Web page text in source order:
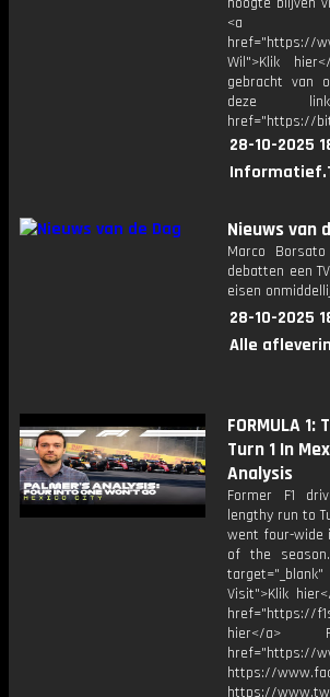
<a
href="https://
Wil">Klik
gebracht van
deze
href="https://
28-10-2025
Nieuws van
Marco
debatten een
eisen
28-10-2025
Alle
FORMULA
Turn 1 In
Analysis
Former F1
lengthy run to
went four-wide
of the
Visit">Klik
href="https://
hier</a>
href="https://
https://
https://